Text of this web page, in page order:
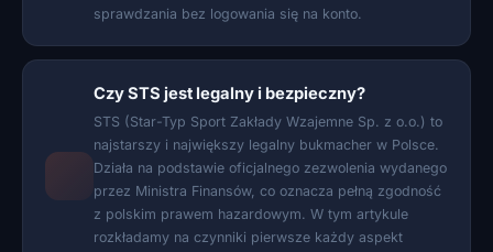
sprawdzania bez logowania się na konto.
Czy STS jest legalny i bezpieczny?
STS (Star-Typ Sport Zakłady Wzajemne Sp. z o.o.) to
najstarszy i największy legalny bukmacher w Polsce.
Działa na podstawie oficjalnego zezwolenia wydanego
przez Ministra Finansów, co oznacza pełną zgodność
z polskim prawem hazardowym. W tym artykule
rozkładamy na czynniki pierwsze każdy aspekt